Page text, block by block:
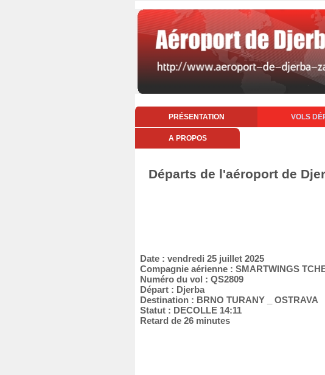
PRÉSENTATION VOLS
A PROPOS
Départs de l'aéroport de
Date : vendredi 25 juillet 2025
Compagnie aérienne : SMARTWINGS
Numéro du vol : QS2809
Départ : Djerba
Destination : BRNO TURANY _ OSTRAVA
Statut : DECOLLE 14:11
Retard de 26 minutes